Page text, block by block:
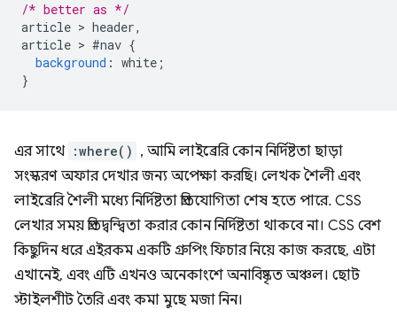
/* better as */
article > header,
article > #nav {
background : white ;
}
এর সাথে :where() , আমি লাইব্রেরি কোন নির্দিষ্টতা ছাড়া
সংস্করণ অফার দেখার জন্য অপেক্ষা করছি। লেখক শৈলী এবং
লাইব্রেরি শৈলী মধ্যে নির্দিষ্টতা প্রতিযোগিতা শেষ হতে পারে. CSS
লেখার সময় প্রতিদ্বন্দ্বিতা করার কোন নির্দিষ্টতা থাকবে না। CSS বেশ
কিছুদিন ধরে এইরকম একটি গ্রুপিং ফিচার নিয়ে কাজ করছে, এটা
এখানেই, এবং এটি এখনও অনেকাংশে অনাবিষ্কৃত অঞ্চল। ছোট
স্টাইলশীট তৈরি এবং কমা মুছে মজা নিন।